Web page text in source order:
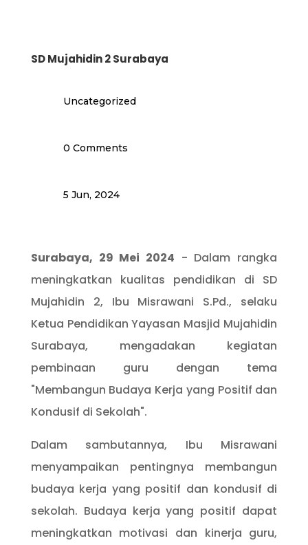
SD Mujahidin 2 Surabaya
Uncategorized
0 Comments
5 Jun, 2024
Surabaya, 29 Mei 2024 - Dalam rangka
meningkatkan kualitas pendidikan di SD
Mujahidin 2, Ibu Misrawani S.Pd., selaku
Ketua Pendidikan Yayasan Masjid Mujahidin
Surabaya, mengadakan kegiatan
pembinaan guru dengan tema
"Membangun Budaya Kerja yang Positif dan
Kondusif di Sekolah".
Dalam sambutannya, Ibu Misrawani
menyampaikan pentingnya membangun
budaya kerja yang positif dan kondusif di
sekolah. Budaya kerja yang positif dapat
meningkatkan motivasi dan kinerja guru,